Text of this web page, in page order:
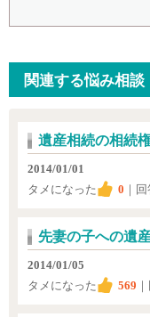
関連する悩み相談
遺産相続の相続
2014/01/01
タメになった
0 ｜
先妻の子への遺
2014/01/05
タメになった
569